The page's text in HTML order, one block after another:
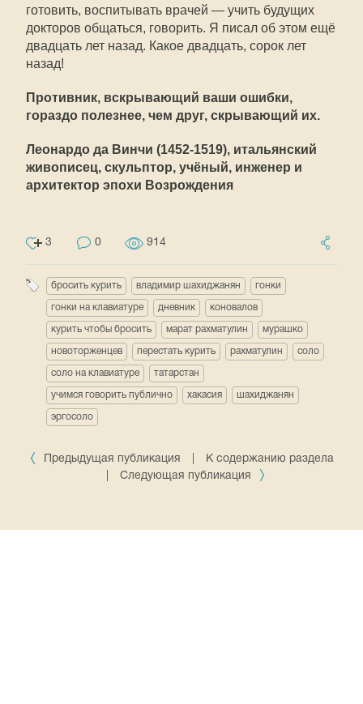
готовить, воспитывать врачей — учить будущих
докторов общаться, говорить. Я писал об этом ещё
двадцать лет назад. Какое двадцать, сорок лет
назад!
Противник, вскрывающий ваши ошибки,
гораздо полезнее, чем друг, скрывающий их.
Леонардо да Винчи (1452-1519), итальянский
живописец, скульптор, учёный, инженер и
архитектор эпохи Возрождения
3 0 914
бросить курить владимир шахиджанян гонки
гонки на клавиатуре дневник коновалов
курить чтобы бросить марат рахматулин мурашко
новоторженцев перестать курить рахматулин соло
соло на клавиатуре татарстан
учимся говорить публично хакасия шахиджанян
эргосоло
Предыдущая публикация
К содержанию раздела
Следующая публикация